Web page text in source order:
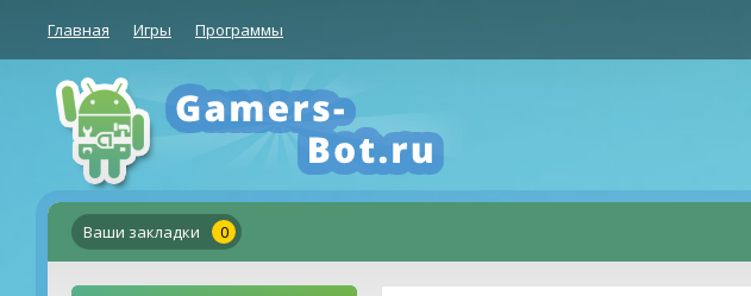
Главная Игры Программы
Ваши закладки 0